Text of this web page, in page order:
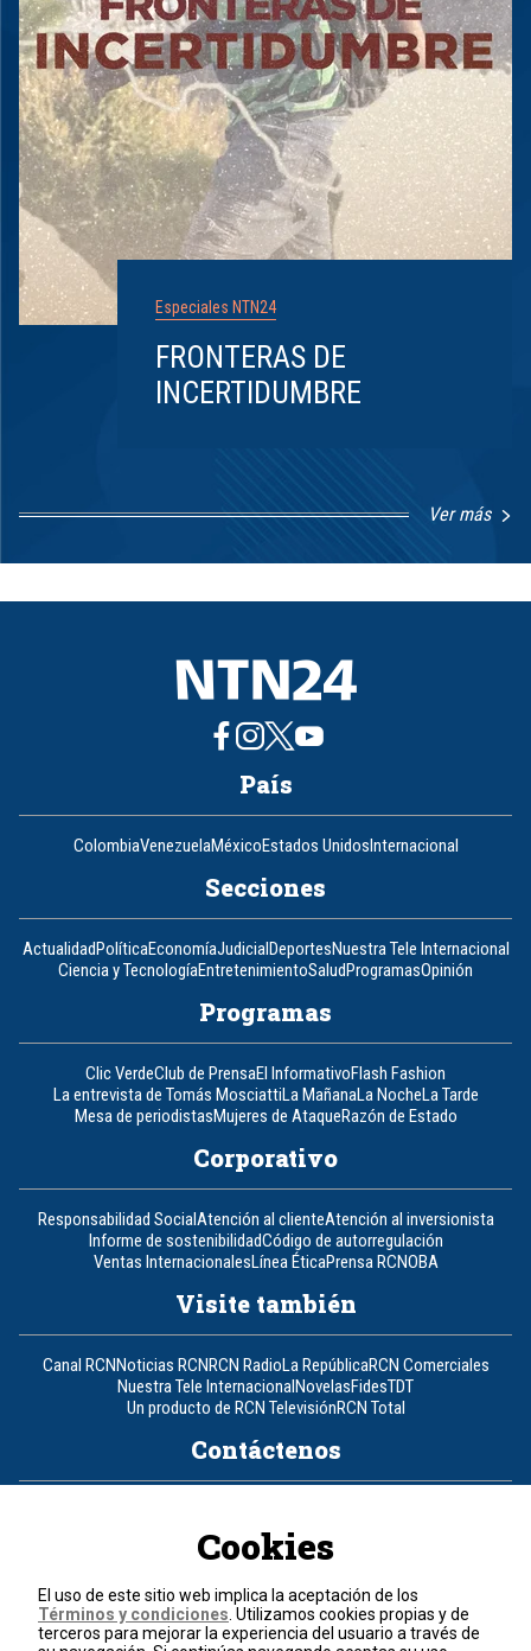
Especiales NTN24
FRONTERAS DE
INCERTIDUMBRE
Ver más
1
8
País
ColombiaVenezuelaMéxicoEstados UnidosInternacional
Secciones
ActualidadPolíticaEconomíaJudicialDeportesNuestra Tele Internacional
Ciencia y TecnologíaEntretenimientoSaludProgramasOpinión
Programas
Clic VerdeClub de PrensaEl InformativoFlash Fashion
La entrevista de Tomás MosciattiLa MañanaLa NocheLa Tarde
Mesa de periodistasMujeres de AtaqueRazón de Estado
Corporativo
Responsabilidad SocialAtención al clienteAtención al inversionista
Informe de sostenibilidadCódigo de autorregulación
Ventas InternacionalesLínea ÉticaPrensa RCNOBA
Visite también
Canal RCNNoticias RCNRCN RadioLa RepúblicaRCN Comerciales
Nuestra Tele InternacionalNovelasFidesTDT
Un producto de RCN TelevisiónRCN Total
Contáctenos
Política de cookies
Términos y condiciones
Cookies
El uso de este sitio web implica la aceptación de los
Términos y condiciones . Utilizamos cookies propias y de
terceros para mejorar la experiencia del usuario a través de